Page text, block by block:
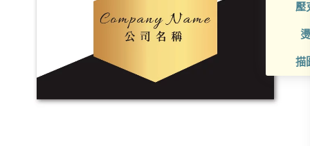
壓
描